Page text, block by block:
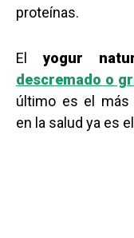
proteínas.
Elyogur
descremado o
último es el más
en la salud ya es